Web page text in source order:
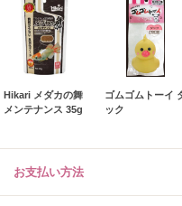
Hikari メダカの舞
メンテナンス 35g
ゴムゴムトーイ
ック
お支払い方法